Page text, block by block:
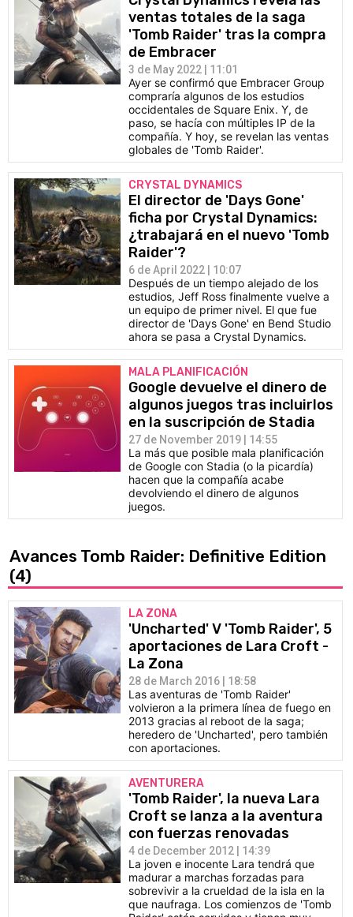
ventas totales de la saga
'Tomb Raider' tras la compra
de Embracer
3 de May 2022 | 11:01
Ayer se confirmó que Embracer Group
compraría algunos de los estudios
occidentales de Square Enix. Y, de
paso, se hacía con múltiples IP de la
compañía. Y hoy, se revelan las ventas
globales de 'Tomb Raider'.
CRYSTAL DYNAMICS
El director de 'Days Gone'
ficha por Crystal Dynamics:
¿trabajará en el nuevo 'Tomb
Raider'?
6 de April 2022 | 10:07
Después de un tiempo alejado de los
estudios, Jeff Ross finalmente vuelve a
un equipo de primer nivel. El que fue
director de 'Days Gone' en Bend Studio
ahora se pasa a Crystal Dynamics.
MALA PLANIFICACIÓN
Google devuelve el dinero de
algunos juegos tras incluirlos
en la suscripción de Stadia
27 de November 2019 | 14:55
La más que posible mala planificación
de Google con Stadia (o la picardía)
hacen que la compañía acabe
devolviendo el dinero de algunos
juegos.
Avances Tomb Raider: Definitive Edition
(4)
LA ZONA
'Uncharted' V 'Tomb Raider', 5
aportaciones de Lara Croft -
La Zona
28 de March 2016 | 18:58
Las aventuras de 'Tomb Raider'
volvieron a la primera línea de fuego en
2013 gracias al reboot de la saga;
heredero de 'Uncharted', pero también
con aportaciones.
AVENTURERA
'Tomb Raider', la nueva Lara
Croft se lanza a la aventura
con fuerzas renovadas
4 de December 2012 | 14:39
La joven e inocente Lara tendrá que
madurar a marchas forzadas para
sobrevivir a la crueldad de la isla en la
que naufraga. Los comienzos de 'Tomb